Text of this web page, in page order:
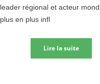
leader régional et acteur
plus en plus infl
Lire la suite